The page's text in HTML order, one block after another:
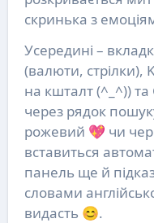
скринька з
Усередині –
(валюти, стрілки),
на кшталт (^_^)) та
через рядок
рожевий 💖 чи
вставиться
панель ще й
словами
видасть 😊.